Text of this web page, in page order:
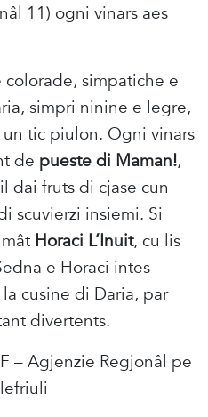
11) ogni vinars aes
simpatiche e
simpri ninine e legre,
tic piulon. Ogni vinars
de pueste di Maman!,
dai fruts di cjase cun
scuvierzi insiemi. Si
Horaci L’Inuit, cu lis
e Horaci intes
la cusine di Daria, par
divertents.
– Agjenzie Regjonâl pe